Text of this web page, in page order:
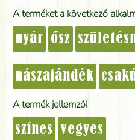
A terméket a következő
nyár ősz
nászajándék
A termék jellemzői
színes vegyes